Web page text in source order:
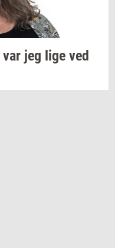
var jeg lige ved